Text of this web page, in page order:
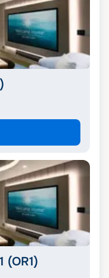
(OR1)